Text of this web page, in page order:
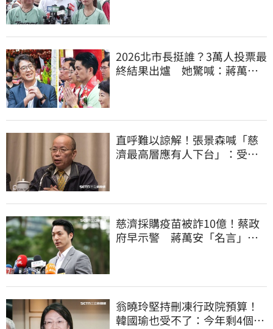
2026北市長挺誰？3萬人投票最
終結果出爐 她驚喊：蔣萬安
直呼難以諒解！張景森喊「慈
濟最高層應有人下台」：受害
慈濟採購疫苗被詐10億！蔡政
府早示警 蔣萬安「名言」翻
翁曉玲堅持刪凍行政院預算！
韓國瑜也受不了：今年剩4個月